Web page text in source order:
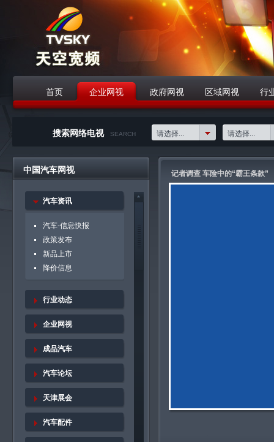
首页 企业网视 政府网视 区域网视 行
搜索网络电视
SEARCH 请选择... 请选择...
中国汽车网视
汽车资讯
汽车-信息快报
政策发布
新品上市
降价信息
行业动态
企业网视
成品汽车
汽车论坛
天津展会
汽车配件
记者调查 车险中的“霸王条款”